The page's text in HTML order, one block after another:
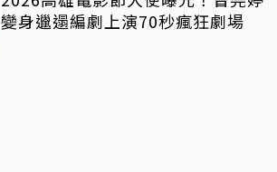
變身邋遢編劇上演70秒瘋狂劇場